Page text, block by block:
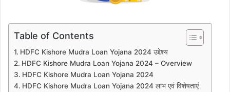
Table of Contents
HDFC Kishore Mudra Loan Yojana 2024 उद्देश्य
HDFC Kishore Mudra Loan Yojana 2024 – Overview
HDFC Kishore Mudra Loan Yojana 2024
HDFC Kishore Mudra Loan Yojana 2024 लाभ एवं विशेषताएं